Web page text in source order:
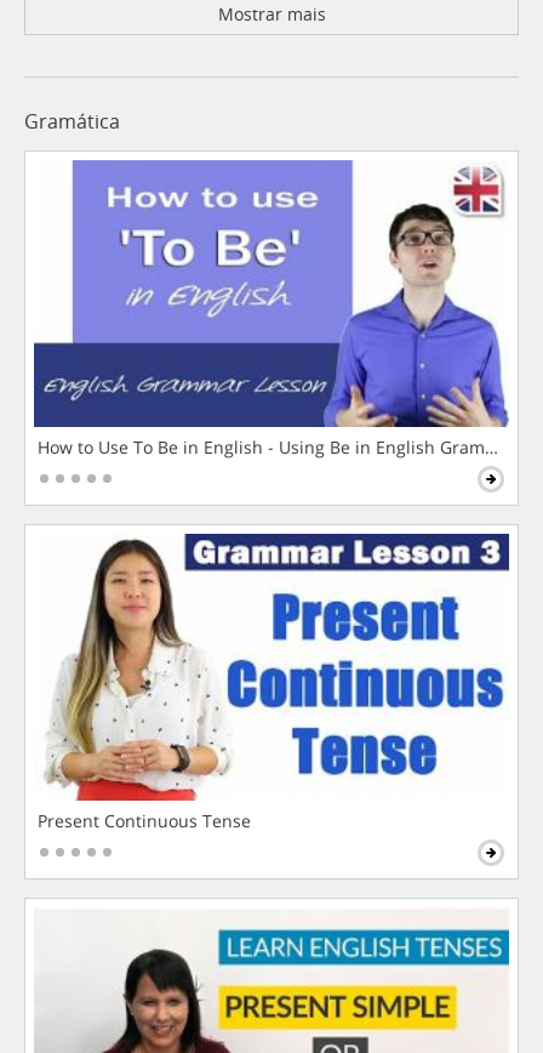
Mostrar mais
Gramática
How to Use To Be in English - Using Be in English Grammar
Present Continuous Tense